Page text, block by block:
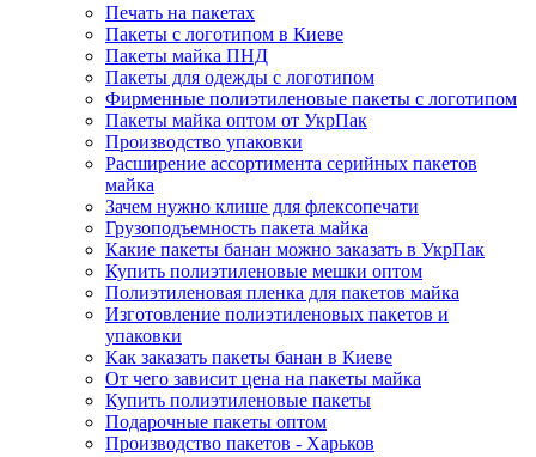
Печать на пакетах
Пакеты с логотипом в Киеве
Пакеты майка ПНД
Пакеты для одежды с логотипом
Фирменные полиэтиленовые пакеты с логотипом
Пакеты майка оптом от УкрПак
Производство упаковки
Расширение ассортимента серийных пакетов
майка
Зачем нужно клише для флексопечати
Грузоподъемность пакета майка
Какие пакеты банан можно заказать в УкрПак
Купить полиэтиленовые мешки оптом
Полиэтиленовая пленка для пакетов майка
Изготовление полиэтиленовых пакетов и
упаковки
Как заказать пакеты банан в Киеве
От чего зависит цена на пакеты майка
Купить полиэтиленовые пакеты
Подарочные пакеты оптом
Производство пакетов - Харьков